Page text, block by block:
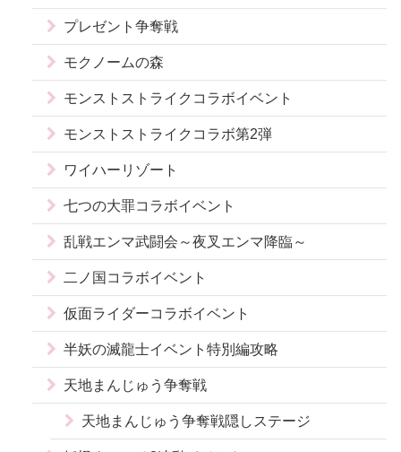
プレゼント争奪戦
モクノームの森
モンストストライクコラボイベント
モンストストライクコラボ第2弾
ワイハーリゾート
七つの大罪コラボイベント
乱戦エンマ武闘会～夜叉エンマ降臨～
二ノ国コラボイベント
仮面ライダーコラボイベント
半妖の滅龍士イベント特別編攻略
天地まんじゅう争奪戦
天地まんじゅう争奪戦隠しステージ